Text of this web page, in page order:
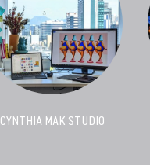
CYNTHIA MAK STUDIO